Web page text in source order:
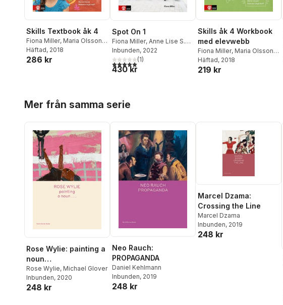
Skills Textbook åk 4
Fiona Miller, Maria Olsson,
Rebecka Ungh Wolf
Häftad, 2018
286 kr
Spot On 1
Fiona Miller, Anne Lise S.
Kvam,Pezhman Showghi
Annelén T.A. Stenbakken
Inbunden, 2022
5,0utav 5 stjärnor. Totalt antal röster:
(1)
430 kr
Skills åk 4 Workbook
med elevwebb
Fiona Miller, Maria Olsson,
Rebecka Ungh Wolf
Häftad, 2018
219 kr
Mer från samma serie
Rose Wylie: painting a
noun…
Rose Wylie, Michael Glover
Inbunden, 2020
248 kr
Neo Rauch:
PROPAGANDA
Daniel Kehlmann
Inbunden, 2019
248 kr
Marcel Dzama:
Crossing the Line
Marcel Dzama
Inbunden, 2019
248 kr